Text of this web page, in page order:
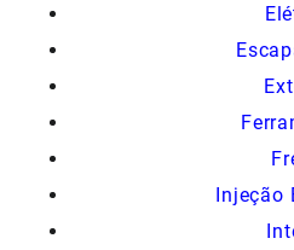
Injeção